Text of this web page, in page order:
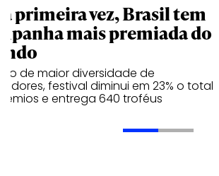
primeira vez, Brasil tem
mais premiada do
de maior diversidade de
festival diminui em 23% o total
e entrega 640 troféus